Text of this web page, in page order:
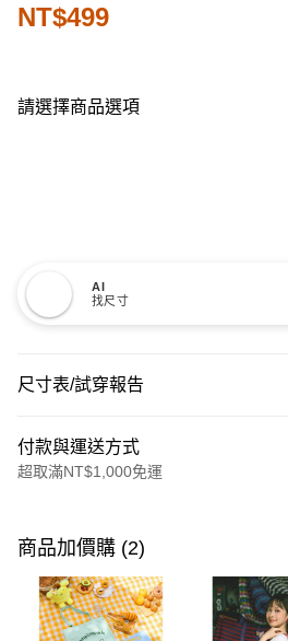
NT$499
請選擇商品選項
AI
找尺寸
尺寸表/試穿報告
付款與運送方式
超取滿NT$1,000免運
信用卡一次付款
購物金
超商取貨付款
商品加價購 (2)